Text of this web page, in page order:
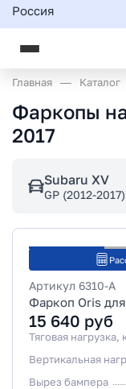
Россия
Главная Каталог
Фаркопы
2017
Subaru XV
GP (2012-2017)
Артикул 6310-A
Фаркоп Oris для
15 640 руб
Тяговая нагрузка,
Вертикальная
Вырез бампера